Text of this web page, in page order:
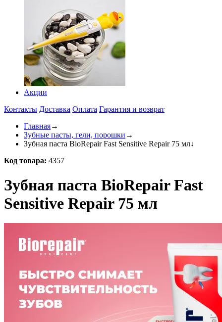
Акции
Контакты Доставка Оплата Гарантия и возврат
Главная→
Зубные пасты, гели, порошки →
Зубная паста BioRepair Fast Sensitive Repair 75 мл↓
Код товара: 4357
Зубная паста BioRepair Fast
Sensitive Repair 75 мл